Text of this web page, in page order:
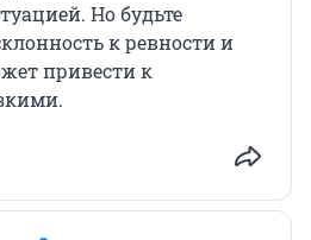
Но будьте
к ревности и
привести к